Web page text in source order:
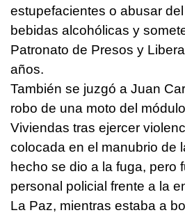
estupefacientes o abusar
bebidas alcohólicas y
Patronato de Presos y
años.
También se juzgó a Juan
robo de una moto del
Viviendas tras ejercer
colocada en el manubrio de
hecho se dio a la fuga, pero
personal policial frente a la
La Paz, mientras estaba a